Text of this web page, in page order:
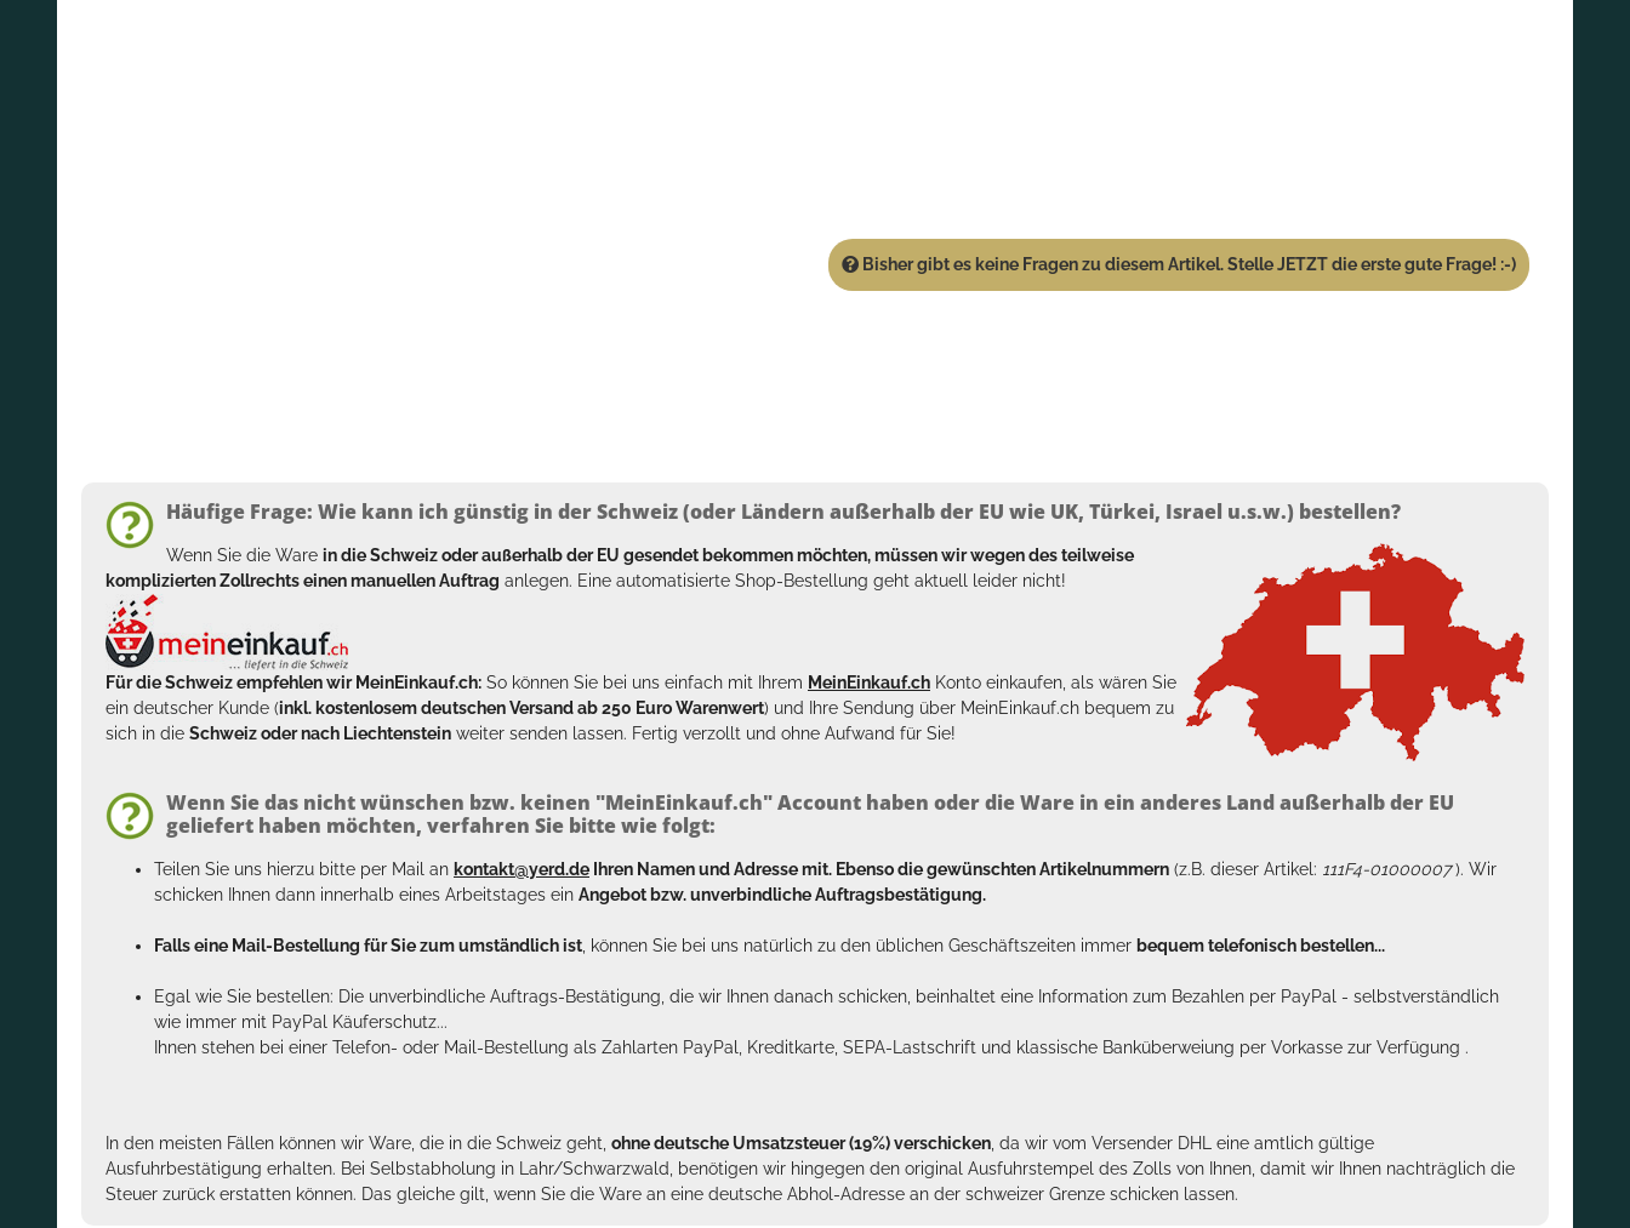
Bisher gibt es keine Fragen zu diesem Artikel. Stelle JETZT die erste gute Frage! :-)
Häufige Frage: Wie kann ich günstig in der Schweiz (oder Ländern außerhalb der EU wie UK, Türkei, Israel u.s.w.) bestellen?
Wenn Sie die Ware in die Schweiz oder außerhalb der EU gesendet bekommen möchten, müssen wir wegen des teilweise
komplizierten Zollrechts einen manuellen Auftrag anlegen. Eine automatisierte Shop-Bestellung geht aktuell leider nicht!
Für die Schweiz empfehlen wir MeinEinkauf.ch: So können Sie bei uns einfach mit Ihrem MeinEinkauf.ch Konto einkaufen, als wären Sie
ein deutscher Kunde (inkl. kostenlosem deutschen Versand ab 250 Euro Warenwert) und Ihre Sendung über MeinEinkauf.ch bequem zu
sich in die Schweiz oder nach Liechtenstein weiter senden lassen. Fertig verzollt und ohne Aufwand für Sie!
Wenn Sie das nicht wünschen bzw. keinen "MeinEinkauf.ch" Account haben oder die Ware in ein anderes Land außerhalb der EU
geliefert haben möchten, verfahren Sie bitte wie folgt:
Teilen Sie uns hierzu bitte per Mail an kontakt@yerd.de Ihren Namen und Adresse mit. Ebenso die gewünschten Artikelnummern (z.B. dieser Artikel: 111F4-01000007). Wir
schicken Ihnen dann innerhalb eines Arbeitstages ein Angebot bzw. unverbindliche Auftragsbestätigung.
Falls eine Mail-Bestellung für Sie zum umständlich ist , können Sie bei uns natürlich zu den üblichen Geschäftszeiten immer bequem telefonisch bestellen...
Egal wie Sie bestellen: Die unverbindliche Auftrags-Bestätigung, die wir Ihnen danach schicken, beinhaltet eine Information zum Bezahlen per PayPal - selbstverständlich
wie immer mit PayPal Käuferschutz...
Ihnen stehen bei einer Telefon- oder Mail-Bestellung als Zahlarten PayPal, Kreditkarte, SEPA-Lastschrift und klassische Banküberweiung per Vorkasse zur Verfügung .
In den meisten Fällen können wir Ware, die in die Schweiz geht, ohne deutsche Umsatzsteuer (19%) verschicken , da wir vom Versender DHL eine amtlich gültige
Ausfuhrbestätigung erhalten. Bei Selbstabholung in Lahr/Schwarzwald, benötigen wir hingegen den original Ausfuhrstempel des Zolls von Ihnen, damit wir Ihnen nachträglich die
Steuer zurück erstatten können. Das gleiche gilt, wenn Sie die Ware an eine deutsche Abhol-Adresse an der schweizer Grenze schicken lassen.